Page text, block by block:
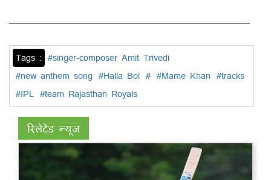
Tags : #singer-composer Amit Trivedi
#new anthem song #Halla Bol # #Mame Khan #tracks
#IPL #team Rajasthan Royals
रिलेटेड न्यूज़